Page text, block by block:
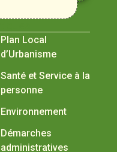
Plan Local
d’Urbanisme
Santé et Service à la
personne
Environnement
Démarches
administratives